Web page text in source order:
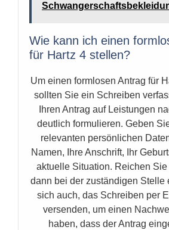
Wie kann ich einen
für Hartz 4 stellen?
Um einen formlosen Antrag für
sollten Sie ein Schreiben
Ihren Antrag auf Leistungen
deutlich formulieren. Geben
relevanten persönlichen
Namen, Ihre Anschrift, Ihr
aktuelle Situation. Reichen
dann bei der zuständigen Stelle
sich auch, das Schreiben per
versenden, um einen
haben, dass der Antrag